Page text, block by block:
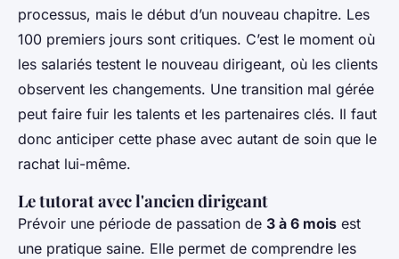
processus, mais le début d’un nouveau chapitre. Les
100 premiers jours sont critiques. C’est le moment où
les salariés testent le nouveau dirigeant, où les clients
observent les changements. Une transition mal gérée
peut faire fuir les talents et les partenaires clés. Il faut
donc anticiper cette phase avec autant de soin que le
rachat lui-même.
Le tutorat avec l'ancien dirigeant
Prévoir une période de passation de 3 à 6 mois est
une pratique saine. Elle permet de comprendre les